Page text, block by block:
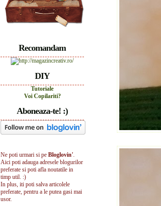
Recomandam
DIY
Tutoriale
Voi Copilariti?
Aboneaza-te! :)
Ne poti urmari si pe Bloglovin'.
Aici poti adauga adresele blogurilor
preferate si poti afla noutatile in
timp util. :)
In plus, iti poti salva articolele
preferate, pentru a le putea gasi mai
usor.